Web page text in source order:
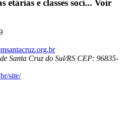
e classes soci... Voir
Santa Cruz do Sul/RS CEP: 96835-
site/